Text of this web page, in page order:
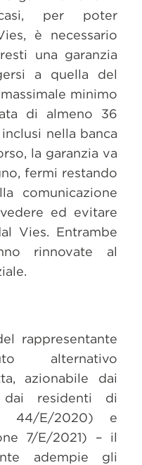
per poter
è necessario
una garanzia
a quella del
minimo
di almeno 36
nella banca
la garanzia va
fermi restando
comunicazione
ed evitare
Vies. Entrambe
rinnovate al
rappresentante
alternativo
azionabile dai
residenti di
44/E/2020) e
7/E/2021) – il
adempie gli